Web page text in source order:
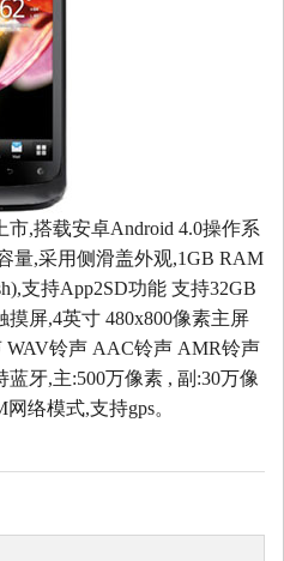
市,搭载安卓Android 4.0操作系
量,采用侧滑盖外观,1GB RAM
支持App2SD功能 支持32GB
屏,4英寸 480x800像素主屏
WAV铃声 AAC铃声 AMR铃声
牙,主:500万像素 , 副:30万像
络模式,支持gps。